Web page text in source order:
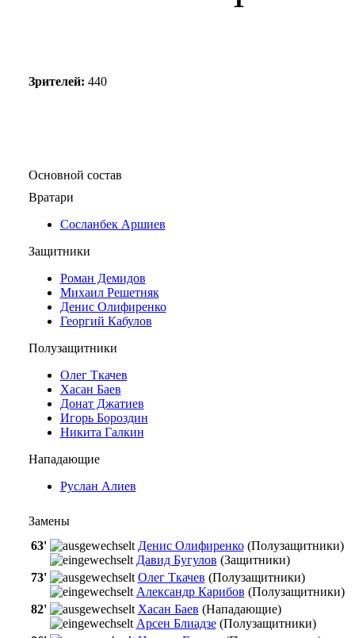
Зрителей: 440
Основной состав
Вратари
Сосланбек Аршиев
Защитники
Роман Демидов
Михаил Решетняк
Денис Олифиренко
Георгий Кабулов
Полузащитники
Олег Ткачев
Хасан Баев
Донат Джатиев
Игорь Бороздин
Никита Галкин
Нападающие
Руслан Алиев
Замены
63'
Денис Олифиренко(Полузащитники)
Давид Бугулов (Защитники)
73'
Олег Ткачев (Полузащитники)
Александр Карибов (Полузащитники)
82'
Хасан Баев (Нападающие)
Арсен Блиадзе(Полузащитники)